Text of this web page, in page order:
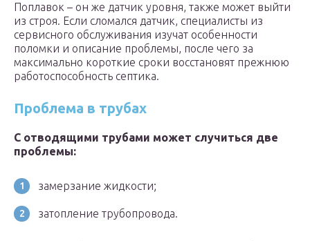
Поплавок – он же датчик уровня, также может выйти
из строя. Если сломался датчик, специалисты из
сервисного обслуживания изучат особенности
поломки и описание проблемы, после чего за
максимально короткие сроки восстановят прежнюю
работоспособность септика.
Проблема в трубах
С отводящими трубами может случиться две
проблемы:
замерзание жидкости;
затопление трубопровода.